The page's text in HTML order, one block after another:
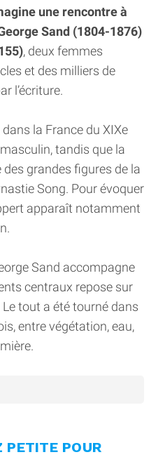
une rencontre à
Sand (1804-1876)
, deux femmes
et des milliers de
l’écriture.
la France du XIXe
tandis que la
des grandes figures de la
Song. Pour évoquer
apparaît notamment
Sand accompagne
centraux repose sur
tout a été tourné dans
entre végétation, eau,
PETITE POUR